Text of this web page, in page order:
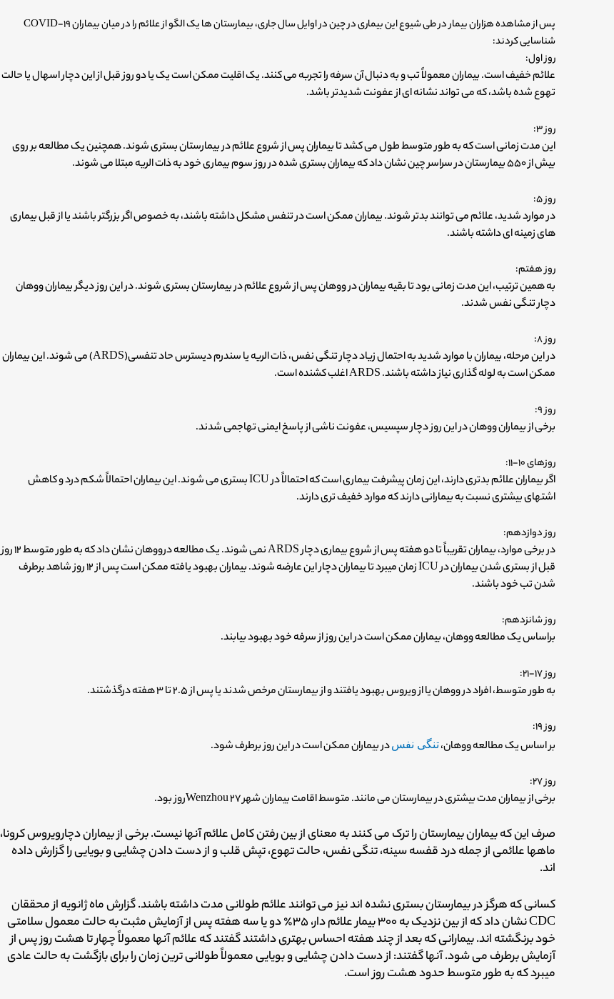
پس از مشاهده هزاران بیمار در طی شیوع این بیماری در چین در اوایل سال جاری، بیمارستان ها یک الگو از علائم را در میان بیماران COVID-۱۹
شناسایی کردند:
روز اول:
علائم خفیف است. بیماران معمولاً تب و به دنبال آن سرفه را تجربه می کنند. یک اقلیت ممکن است یک یا دو روز قبل از این دچار اسهال یا حالت
تهوع شده باشد، که می تواند نشانه ای از عفونت شدیدتر باشد.
روز ۳:
این مدت زمانی است که به طور متوسط طول می کشد تا بیماران پس از شروع علائم در بیمارستان بستری شوند. همچنین یک مطالعه بر روی
بیش از ۵۵۰ بیمارستان در سراسر چین نشان داد که بیماران بستری شده در روز سوم بیماری خود به ذات الریه مبتلا می شوند.
روز ۵:
در موارد شدید، علائم می توانند بدتر شوند. بیماران ممکن است در تنفس مشکل داشته باشند، به خصوص اگر بزرگتر باشند یا از قبل بیماری
های زمینه ای داشته باشند.
روز هفتم:
به همین ترتیب، این مدت زمانی بود تا بقیه بیماران در ووهان پس از شروع علائم در بیمارستان بستری شوند. در این روز دیگر بیماران ووهان
دچار تنگی نفس شدند.
روز ۸:
در این مرحله، بیماران با موارد شدید به احتمال زیاد دچار تنگی نفس، ذات الریه یا سندرم دیسترس حاد تنفسی(ARDS) می شوند. این بیماران
ممکن است به لوله گذاری نیاز داشته باشند. ARDS اغلب کشنده است.
روز ۹:
برخی از بیماران ووهان در این روز دچار سپسیس، عفونت ناشی از پاسخ ایمنی تهاجمی شدند.
روزهای ۱۰-۱۱:
اگر بیماران علائم بدتری دارند، این زمان پیشرفت بیماری است که احتمالاً در ICU بستری می شوند. این بیماران احتمالاً شکم درد و کاهش
اشتهای بیشتری نسبت به بیمارانی دارند که موارد خفیف تری دارند.
روز دوازدهم:
در برخی موارد، بیماران تقریباً تا دو هفته پس از شروع بیماری دچار ARDS نمی شوند. یک مطالعه درووهان نشان داد که به طور متوسط ۱۲ روز
قبل از بستری شدن بیماران در ICU زمان میبرد تا بیماران دچار این عارضه شوند. بیماران بهبود یافته ممکن است پس از ۱۲ روز شاهد برطرف
شدن تب خود باشند.
روز شانزدهم:
براساس یک مطالعه ووهان، بیماران ممکن است در این روز از سرفه خود بهبود بیابند.
روز ۱۷-۲۱:
به طور متوسط، افراد در ووهان یا از ویروس بهبود یافتند و از بیمارستان مرخص شدند یا پس از ۲.۵ تا ۳ هفته درگذشتند.
روز ۱۹:
بر اساس یک مطالعه ووهان،تنگی نفسدر بیماران ممکن است در این روز برطرف شود.
روز ۲۷:
برخی از بیماران مدت بیشتری در بیمارستان می مانند. متوسط اقامت بیماران شهر Wenzhou 27روز بود.
صرف این که بیماران بیمارستان را ترک می کنند به معنای از بین رفتن کامل علائم آنها نیست. برخی از بیماران دچارویروس کرونا،
ماهها علائمی از جمله درد قفسه سینه، تنگی نفس، حالت تهوع، تپش قلب و از دست دادن چشایی و بویایی را گزارش داده
اند.
کسانی که هرگز در بیمارستان بستری نشده اند نیز می توانند علائم طولانی مدت داشته باشند. گزارش ماه ژانویه از محققان
CDC نشان داد که از بین نزدیک به ۳۰۰ بیمار علائم دار، ۳۵٪ دو یا سه هفته پس از آزمایش مثبت به حالت معمول سلامتی
خود برنگشته اند. بیمارانی که بعد از چند هفته احساس بهتری داشتند گفتند که علائم آنها معمولاً چهار تا هشت روز پس از
آزمایش برطرف می شود. آنها گفتند: از دست دادن چشایی و بویایی معمولاً طولانی ترین زمان را برای بازگشت به حالت عادی
میبرد که به طور متوسط حدود هشت روز است.